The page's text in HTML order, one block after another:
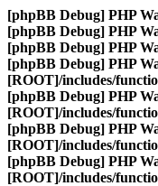
[phpBB Debug] PHP
[phpBB Debug] PHP
[phpBB Debug] PHP
[phpBB Debug] PHP
[ROOT]/includes/
[phpBB Debug] PHP
[ROOT]/includes/
[phpBB Debug] PHP
[ROOT]/includes/
[phpBB Debug] PHP
[ROOT]/includes/